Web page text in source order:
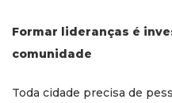
Formar lideranças é
comunidade
Toda cidade precisa de